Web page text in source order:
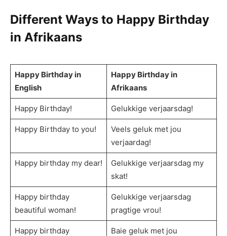
Different Ways to Happy Birthday
in Afrikaans
Happy Birthday in
English
Happy Birthday in
Afrikaans
Happy Birthday! Gelukkige verjaarsdag!
Happy Birthday to you!
Veels geluk met jou
verjaardag!
Happy birthday my dear!
Gelukkige verjaarsdag my
skat!
Happy birthday
beautiful woman!
Gelukkige verjaarsdag
pragtige vrou!
Happy birthday
Baie geluk met jou